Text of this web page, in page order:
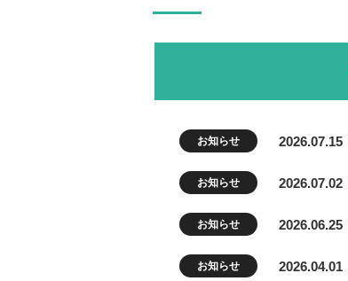
お知らせ 2026.07.15
お知らせ 2026.07.02
お知らせ 2026.06.25
お知らせ 2026.04.01